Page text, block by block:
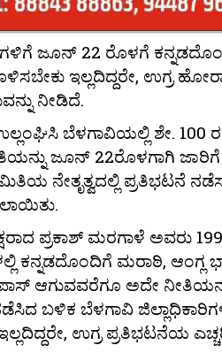
ಜೂನ್ 22 ರೊಳಗೆ
ಇಲ್ಲದಿದ್ದರೇ, ಉಗ್ರ
ನೀಡಿದೆ.
ಬೆಳಗಾವಿಯಲ್ಲಿ ಶೇ. 100
ಜೂನ್ 22ರೊಳಗಾಗಿ ಜಾರಿಗೆ
ನೇತೃತ್ವದಲ್ಲಿ ಪ್ರತಿಭಟನೆ
ಪ್ರಕಾಶ್ ಮರಗಾಳೆ ಅವರು
ಕನ್ನಡದೊಂದಿಗೆ ಮರಾಠಿ, ಆಂಗ್ಲ
ಆಗುವವರೆಗೂ ಅದೇ
ಬಳಿಕ ಬೆಳಗಾವಿ
ಉಗ್ರ ಪ್ರತಿಭಟನೆಯ